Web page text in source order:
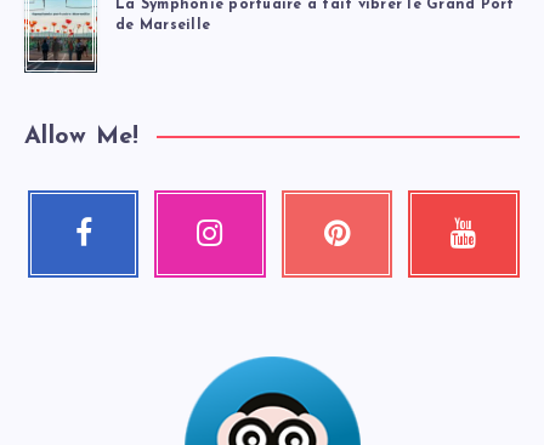
La Symphonie portuaire a fait vibrer le Grand Port
de Marseille
Allow Me!
Facebook Instagram Pinterest
Épinglez
Youtube
Regardez